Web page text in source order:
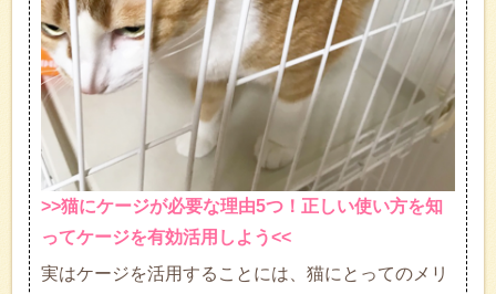
>>猫にケージが必要な理由5つ！正しい使い方を知
ってケージを有効活用しよう<<
実はケージを活用することには、猫にとってのメリ